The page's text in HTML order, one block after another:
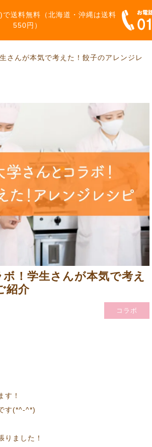
送料無料（北海道・沖縄は送料
550円）
さんが本気で考えた！餃子のアレンジレ
！学生さんが本気で考え
紹介
コラボ
す！
す(*^-^*)
りました！